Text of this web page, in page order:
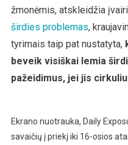
žmonėmis, atskleidžia
širdies problemas,
tyrimais taip pat nustatyta,
beveik visiškai lemia
pažeidimus, jei jis
Ekrano nuotrauka, Daily
savaičių į priekį iki 16-osios